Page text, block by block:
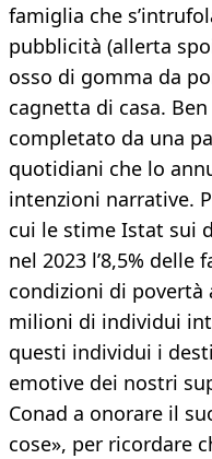
famiglia che
pubblicità (allerta
osso di gomma da
cagnetta di casa.
completato da una
quotidiani che lo
intenzioni narrative.
cui le stime Istat sui
nel 2023 l’8,5%
condizioni di povertà
milioni di individui
questi individui i
emotive dei nostri
Conad a onorare il
cose», per ricordare